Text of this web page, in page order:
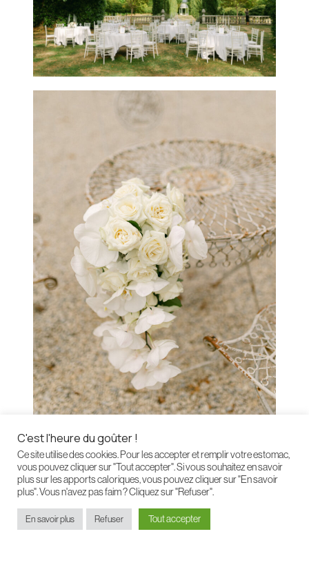
C'est l'heure du goûter !
Ce site utilise des cookies. Pour les accepter et remplir votre estomac,
vous pouvez cliquer sur "Tout accepter". Si vous souhaitez en savoir
plus sur les apports caloriques, vous pouvez cliquer sur "En savoir
plus". Vous n'avez pas faim ? Cliquez sur "Refuser".
En savoir plus Refuser Tout accepter